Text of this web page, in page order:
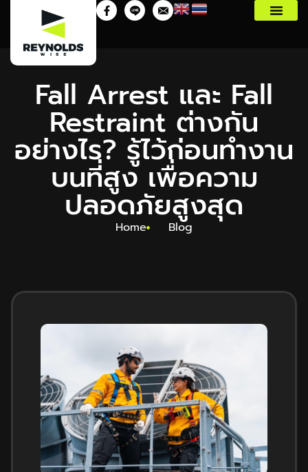
Fall Arrest และ Fall
Restraint ต่างกัน
อย่างไร? รู้ไว้ก่อนทำงาน
บนที่สูง เพื่อความ
ปลอดภัยสูงสุด
Home Blog